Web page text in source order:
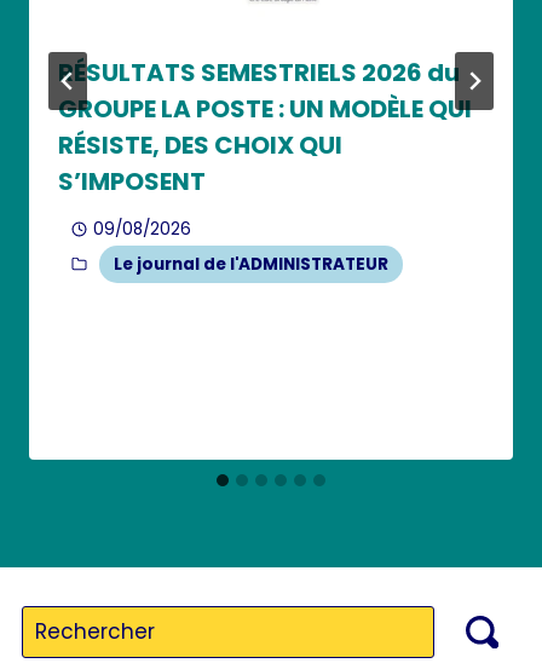
RÉSULTATS SEMESTRIELS 2026 du
GROUPE LA POSTE : UN MODÈLE QUI
RÉSISTE, DES CHOIX QUI
S’IMPOSENT
09/08/2026
Le journal de l'ADMINISTRATEUR